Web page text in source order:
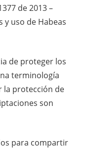
de 2013 –
y uso de Habeas
de proteger los
terminología
la protección de
son
para compartir